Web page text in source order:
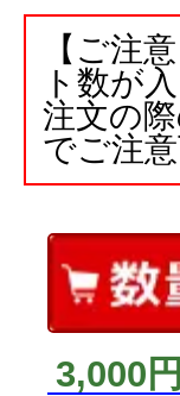
【ご注
ト数が
注文の
でご注意
3,000